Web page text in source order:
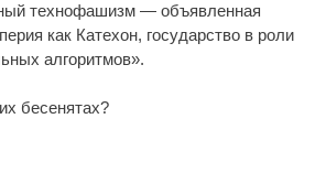
технофашизм — объявленная
как Катехон, государство в роли
алгоритмов».
бесенятах?